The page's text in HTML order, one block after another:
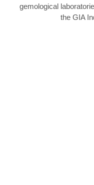
gemological
the GIA